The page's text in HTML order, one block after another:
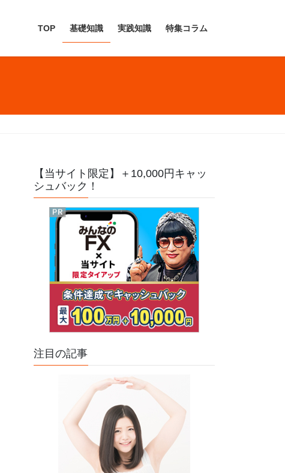
TOP 基礎知識 実践知識 特集コラム
【当サイト限定】＋10,000円キャッ
シュバック！
注目の記事